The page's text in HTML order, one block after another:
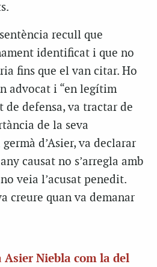
recull que
identificat i que no
fins que el van citar. Ho
advocat i “en legítim
de defensa, va tractar de
de la seva
d’Asier, va declarar
causat no s’arregla amb
veia l’acusat penedit.
creure quan va demanar
Asier Niebla com la del